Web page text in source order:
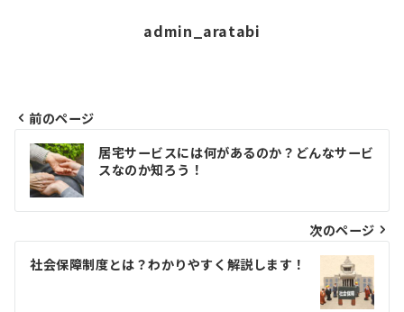
admin_aratabi
投
稿
ナ
ビ
ゲ
前のページ
居宅サービスには何があるのか？どんなサービ
スなのか知ろう！
次のページ
社会保障制度とは？わかりやすく解説します！